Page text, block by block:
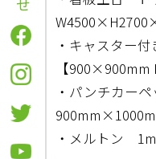
・キャスター
【900×900mm
・パンチカー
・メルトン